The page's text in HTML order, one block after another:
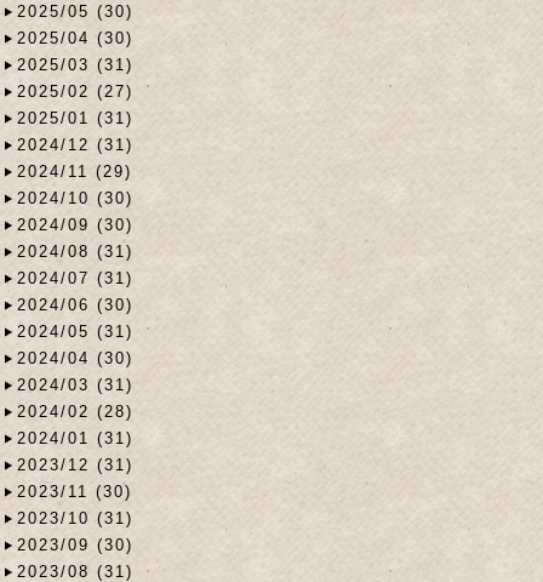
2025/05 (30)
2025/04 (30)
2025/03 (31)
2025/02 (27)
2025/01 (31)
2024/12 (31)
2024/11 (29)
2024/10 (30)
2024/09 (30)
2024/08 (31)
2024/07 (31)
2024/06 (30)
2024/05 (31)
2024/04 (30)
2024/03 (31)
2024/02 (28)
2024/01 (31)
2023/12 (31)
2023/11 (30)
2023/10 (31)
2023/09 (30)
2023/08 (31)